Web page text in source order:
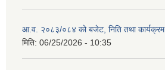
आ.व. २०८३/०८४ को बजेट, निति तथा कार्यक्रम
मिति: 06/25/2026 - 10:35